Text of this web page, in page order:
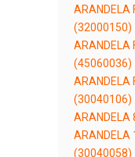
ARANDELA
(32000150)
ARANDELA
(45060036)
ARANDELA
(30040106)
ARANDELA
ARANDELA
(30040058)